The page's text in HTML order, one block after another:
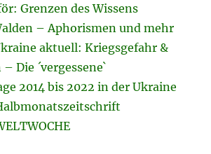
Grenzen des Wissens
– Aphorismen und mehr
aktuell: Kriegsgefahr &
Die ´vergessene`
2014 bis 2022 in der Ukraine